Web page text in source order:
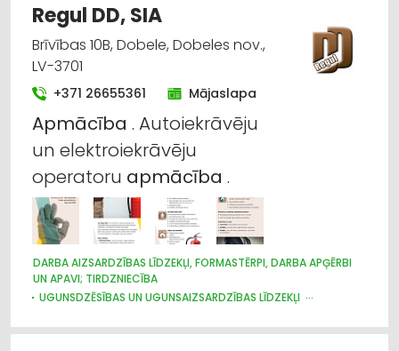
Juridiskie pakalpojumi
Darba aizsardzības konsultācijas, darba drošība
Ugunsdzēsības un ugunsaizsardzības līdzekļi
Grāmatvedības pakalpojumi
Apmācība: valodu
Lombardi, ieķīlāšana
Līzings
Regul DD, SIA
Brīvības 10B, Dobele, Dobeles nov.,
LV-3701
+371 26655361 Mājaslapa
Apmācība . Autoiekrāvēju
un elektroiekrāvēju
operatoru apmācība .
DARBA AIZSARDZĪBAS LĪDZEKĻI, FORMASTĒRPI, DARBA APĢĒRBI
UN APAVI; TIRDZNIECĪBA
UGUNSDZĒSĪBAS UN UGUNSAIZSARDZĪBAS LĪDZEKĻI